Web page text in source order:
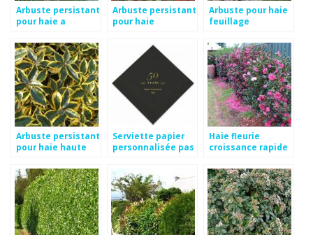
Arbuste persistant
pour haie a
Arbuste persistant
pour haie
Arbuste pour haie
feuillage
Arbuste persistant
pour haie haute
Serviette papier
personnalisée pas
Haie fleurie
croissance rapide